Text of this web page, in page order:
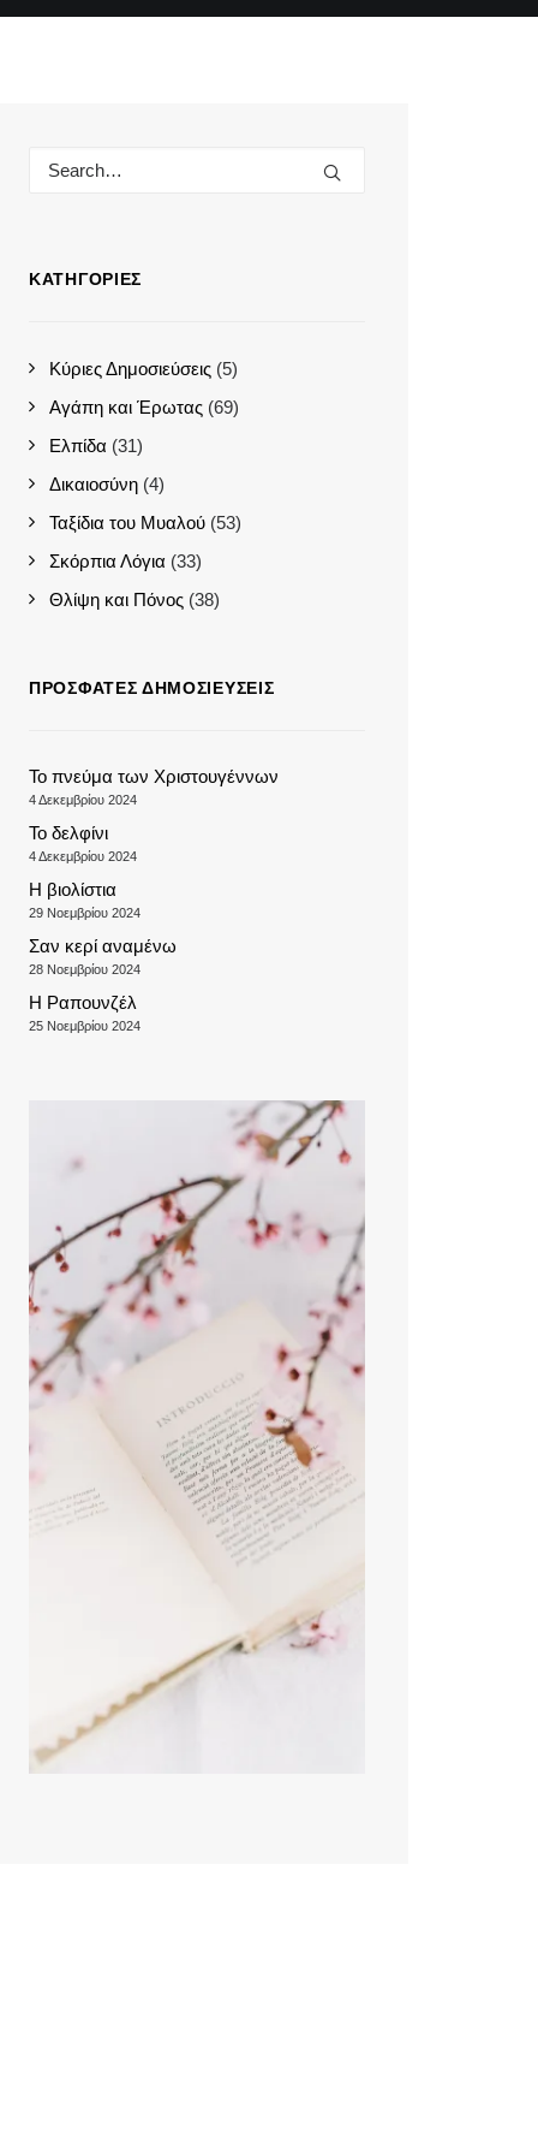
ΚΑΤΗΓΟΡΊΕΣ
Κύριες Δημοσιεύσεις (5)
Αγάπη και Έρωτας (69)
Ελπίδα (31)
Δικαιοσύνη (4)
Ταξίδια του Μυαλού (53)
Σκόρπια Λόγια (33)
Θλίψη και Πόνος (38)
ΠΡΌΣΦΑΤΕΣ ΔΗΜΟΣΙΕΎΣΕΙΣ
Το πνεύμα των Χριστουγέννων
4 Δεκεμβρίου 2024
Το δελφίνι
4 Δεκεμβρίου 2024
Η βιολίστια
29 Νοεμβρίου 2024
Σαν κερί αναμένω
28 Νοεμβρίου 2024
Η Ραπουνζέλ
25 Νοεμβρίου 2024